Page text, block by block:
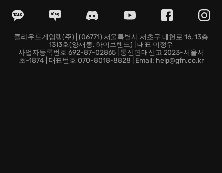
고 정착민들의 갑작스러운 정신 붕괴까지… 쉴 새 없이 몰
위기를 기회로 바꾸는 지혜가 필요합니다.
나만의 스토리를 만들어가세요:RimWorld에는 정해진 목
표나 결말이 없습니다. 당신의 선택과 행동, 그리고 정착
클라우드게임랩(주) | (06771) 서울특별시 서초구 매헌로 16, 13층
1313호(양재동, 하이브랜드) | 대표 이정우
사업자등록번호 692-87-02865 | 통신판매신고 2023-서울서
초-1874 | 대표번호 070-8018-8828 | Email: help@gfn.co.kr